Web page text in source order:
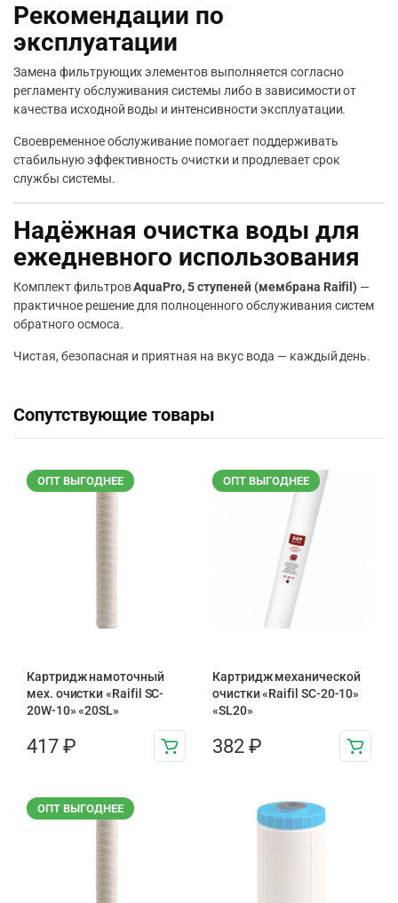
Рекомендации по
эксплуатации
Замена фильтрующих элементов выполняется согласно
регламенту обслуживания системы либо в зависимости от
качества исходной воды и интенсивности эксплуатации.
Своевременное обслуживание помогает поддерживать
стабильную эффективность очистки и продлевает срок
службы системы.
Надёжная очистка воды для
ежедневного использования
Комплект фильтровAquaPro, 5 ступеней (мембрана Raifil) —
практичное решение для полноценного обслуживания систем
обратного осмоса.
Чистая, безопасная и приятная на вкус вода — каждый день.
Сопутствующие товары
ОПТ ВЫГОДНЕЕ
Картридж намоточный
мех. очистки «Raifil SC-
20W-10» «20SL»
417 ₽
ОПТ ВЫГОДНЕЕ
Картридж механической
очистки «Raifil SC-20-10»
«SL20»
382 ₽
ОПТ ВЫГОДНЕЕ